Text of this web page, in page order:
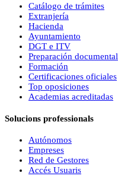
Catálogo de trámites
Extranjería
Hacienda
Ayuntamiento
DGT e ITV
Preparación documental
Formación
Certificaciones oficiales
Top oposiciones
Academias acreditadas
Solucions professionals
Autónomos
Empreses
Red de Gestores
Accés Usuaris